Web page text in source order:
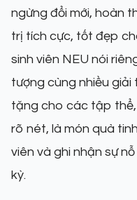
ngừng đổi mới, hoàn
trị tích cực, tốt đẹp
sinh viên NEU nói
tượng cùng nhiều
tặng cho các tập thể,
rõ nét, là món quà
viên và ghi nhận sự
kỳ.